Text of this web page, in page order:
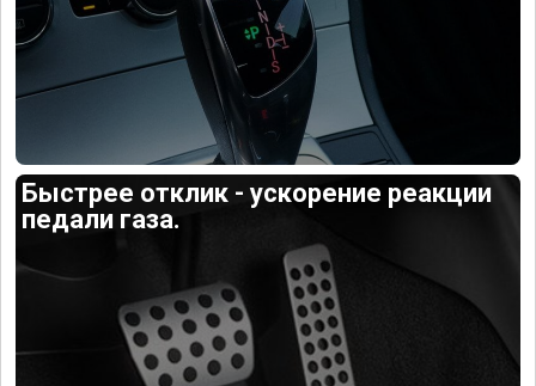
Быстрее отклик - ускорение реакции
педали газа.